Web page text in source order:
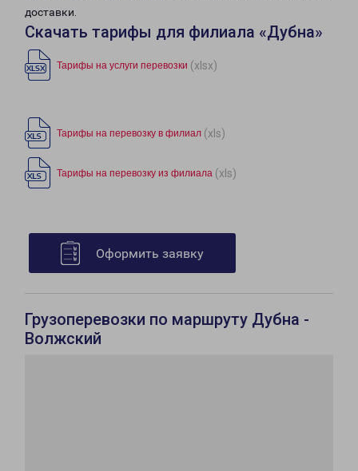
доставки.
Скачать тарифы для филиала «Дубна»
Тарифы на услуги перевозки (xlsx)
Тарифы на перевозку в филиал (xls)
Тарифы на перевозку из филиала (xls)
Оформить заявку
Грузоперевозки по маршруту Дубна -
Волжский